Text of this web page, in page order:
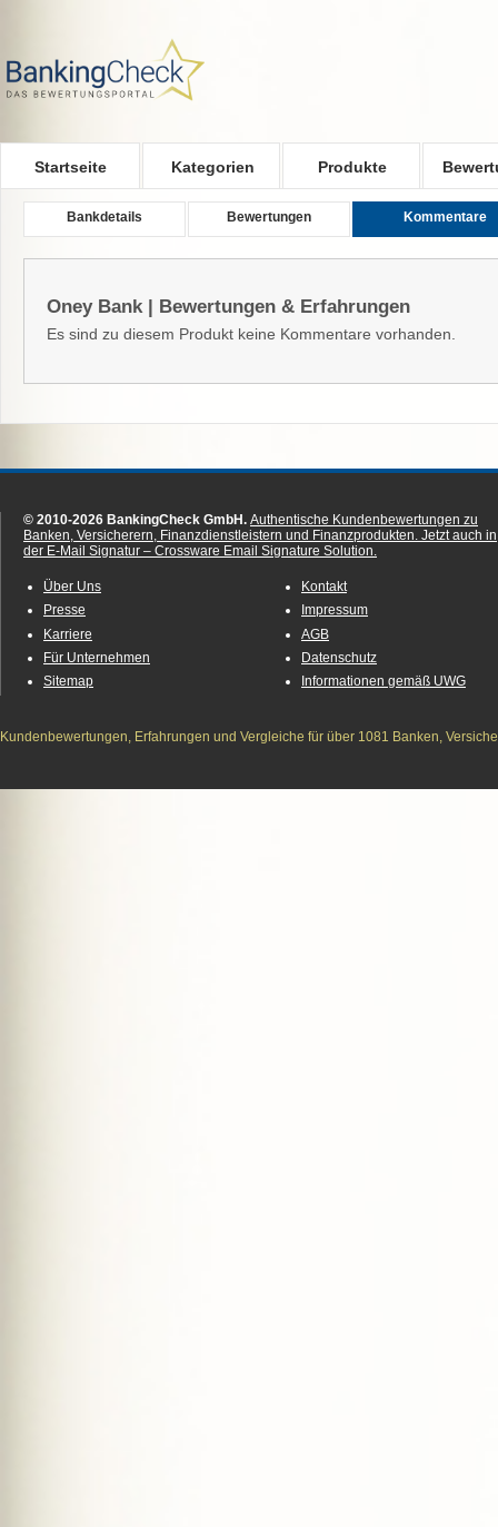
Startseite Kategorien Produkte
Bankdetails Bewertungen Kommentare
Oney Bank | Bewertungen & Erfahrungen
Es sind zu diesem Produkt keine Kommentare vorhanden.
© 2010-2026 BankingCheck GmbH. Authentische Kundenbewertungen zu
Banken, Versicherern, Finanzdienstleistern und Finanzprodukten. Jetzt auch in
der E-Mail Signatur – Crossware Email Signature Solution.
Über Uns
Presse
Karriere
Für Unternehmen
Sitemap
Kontakt
Impressum
AGB
Datenschutz
Informationen gemäß UWG
Kundenbewertungen, Erfahrungen und Vergleiche für über 1081 Banken,